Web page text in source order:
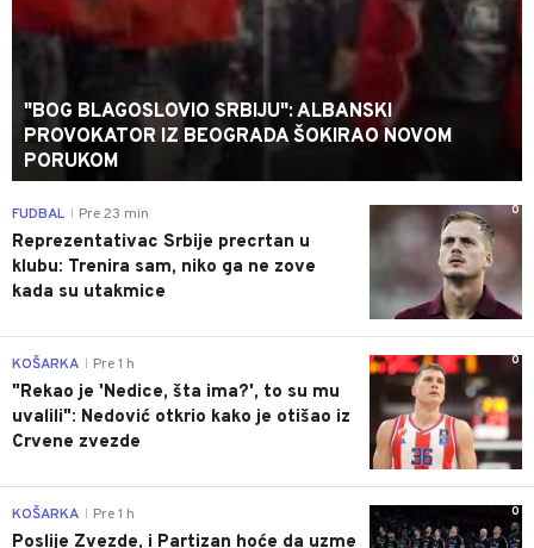
"BOG BLAGOSLOVIO SRBIJU": ALBANSKI
PROVOKATOR IZ BEOGRADA ŠOKIRAO NOVOM
PORUKOM
0
FUDBAL Pre 23 min
Reprezentativac Srbije precrtan u
klubu: Trenira sam, niko ga ne zove
kada su utakmice
0
KOŠARKA Pre 1 h
"Rekao je 'Nedice, šta ima?', to su mu
uvalili": Nedović otkrio kako je otišao iz
Crvene zvezde
0
KOŠARKA Pre 1 h
Poslije Zvezde, i Partizan hoće da uzme